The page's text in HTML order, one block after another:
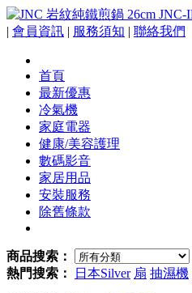
| 會員資訊 | 服務須知 | 聯絡我們
首頁
最新優惠
冷氣機
家庭電器
健康/美容護理
數碼影音
家居用品
安裝服務
除舊條款
商品搜索：
熱門搜索：
日本Silver 扇 抽濕機